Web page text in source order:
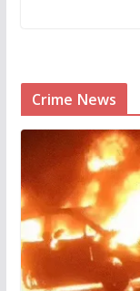
Crime News